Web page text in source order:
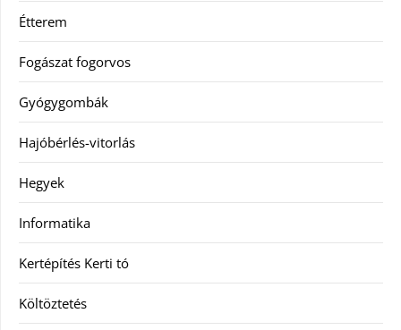
Étterem
Fogászat fogorvos
Gyógygombák
Hajóbérlés-vitorlás
Hegyek
Informatika
Kertépítés Kerti tó
Költöztetés